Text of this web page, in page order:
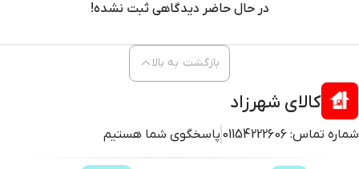
در حال حاضر دیدگاهی ثبت نشده!
کالای شهرزاد
شماره تماس: 01154222606 پاسخگوی شما هستیم
بازگشت به بالا